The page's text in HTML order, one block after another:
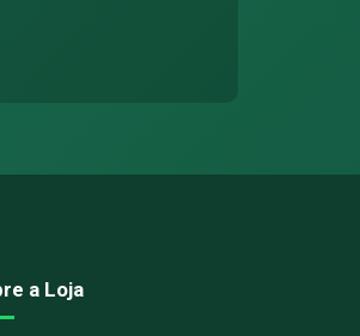
a Loja